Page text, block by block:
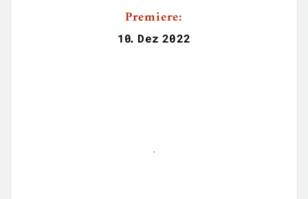
Premiere:
10. Dez 2022
.